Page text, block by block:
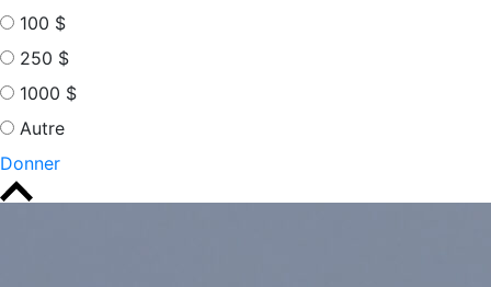
100 $
250 $
1000 $
Autre
Donner